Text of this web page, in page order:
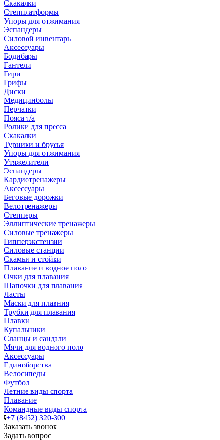
Скакалки
Степплатформы
Упоры для отжимания
Эспандеры
Силовой инвентарь
Аксессуары
Бодибары
Гантели
Гири
Грифы
Диски
Медицинболы
Перчатки
Пояса т/а
Ролики для пресса
Скакалки
Турники и брусья
Упоры для отжимания
Утяжелители
Эспандеры
Кардиотренажеры
Аксессуары
Беговые дорожки
Велотренажеры
Степперы
Эллиптические тренажеры
Силовые тренажеры
Гипперэкстензии
Силовые станции
Скамьи и стойки
Плавание и водное поло
Очки для плавания
Шапочки для плавания
Ласты
Маски для плавния
Трубки для плавания
Плавки
Купальники
Сланцы и сандали
Мячи для водного поло
Аксессуары
Единоборства
Велосипеды
Футбол
Летние виды спорта
Плавание
Командные виды спорта
+7 (8452) 320-300
Заказать звонок
Задать вопрос